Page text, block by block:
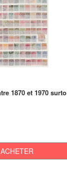
1870 et 1970 surto
ACHETER